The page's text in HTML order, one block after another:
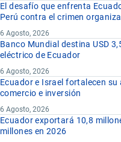
El desafío que enfrenta
Perú contra el crimen
6 Agosto, 2026
Banco Mundial destina USD
eléctrico de Ecuador
6 Agosto, 2026
Ecuador e Israel fortalecen
comercio e inversión
6 Agosto, 2026
Ecuador exportará 10,8
millones en 2026